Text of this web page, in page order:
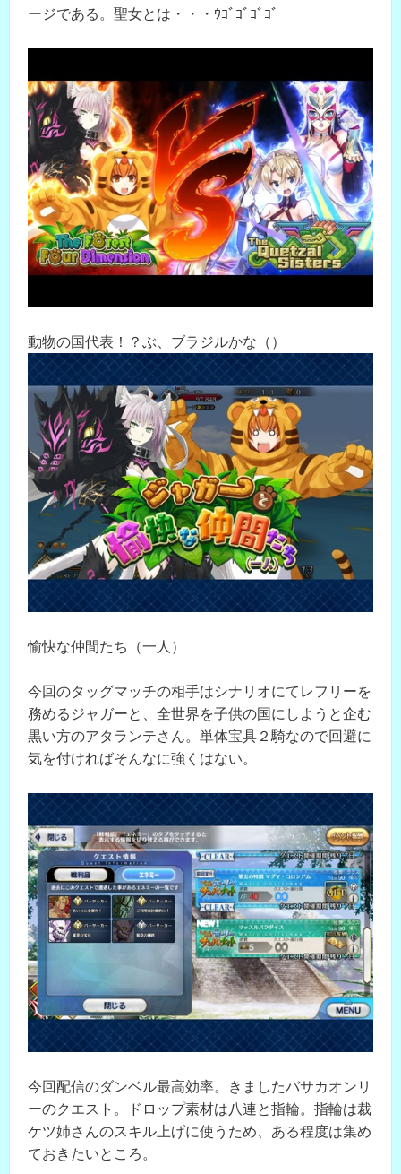
ージである。聖女とは・・・ｳｺﾞｺﾞｺﾞｺﾞ
動物の国代表！？ぶ、ブラジルかな（）
愉快な仲間たち（一人）
今回のタッグマッチの相手はシナリオにてレフリーを
務めるジャガーと、全世界を子供の国にしようと企む
黒い方のアタランテさん。単体宝具２騎なので回避に
気を付ければそんなに強くはない。
今回配信のダンベル最高効率。きましたバサカオンリ
ーのクエスト。ドロップ素材は八連と指輪。指輪は裁
ケツ姉さんのスキル上げに使うため、ある程度は集め
ておきたいところ。